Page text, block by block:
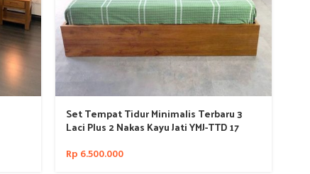
Set Tempat Tidur Minimalis Terbaru 3
Laci Plus 2 Nakas Kayu Jati YMJ-TTD 17
Rp 6.500.000